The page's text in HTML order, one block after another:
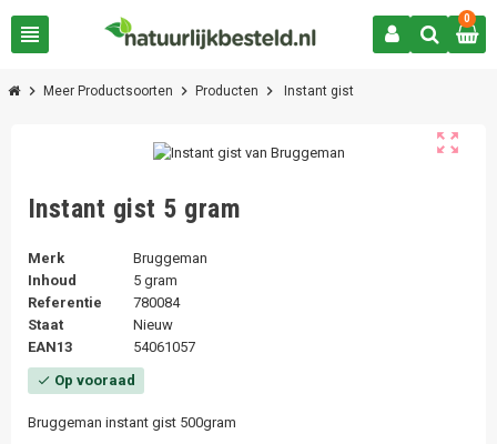
view_headline
0
chevron_right Meer Productsoorten chevron_right Producten chevron_right Instant gist
zoom_out_map
Instant gist 5 gram
Merk
Bruggeman
Inhoud
5 gram
Referentie
780084
Staat
Nieuw
EAN13
54061057
check Op vooraad
Bruggeman instant gist 500gram